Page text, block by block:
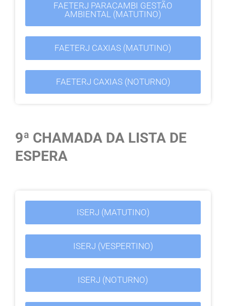
FAETERJ PARACAMBI GESTÃO
AMBIENTAL (MATUTINO)
FAETERJ CAXIAS (MATUTINO)
FAETERJ CAXIAS (NOTURNO)
9ª CHAMADA DA LISTA DE
ESPERA
ISERJ (MATUTINO)
ISERJ (VESPERTINO)
ISERJ (NOTURNO)